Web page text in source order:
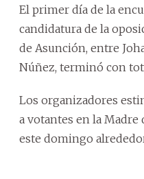
El primer día de la
candidatura de la
de Asunción, entre
Núñez, terminó con
Los organizadores
a votantes en la Madre
este domingo